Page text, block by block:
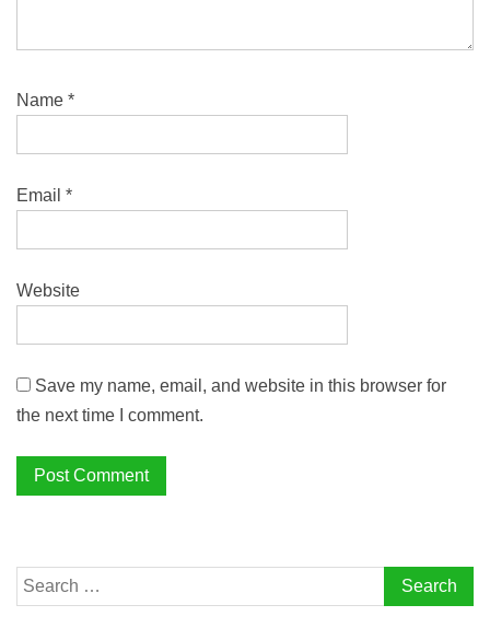
Name *
Email *
Website
Save my name, email, and website in this browser for
the next time I comment.
Search
for: